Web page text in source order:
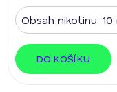
DO KOŠÍKU